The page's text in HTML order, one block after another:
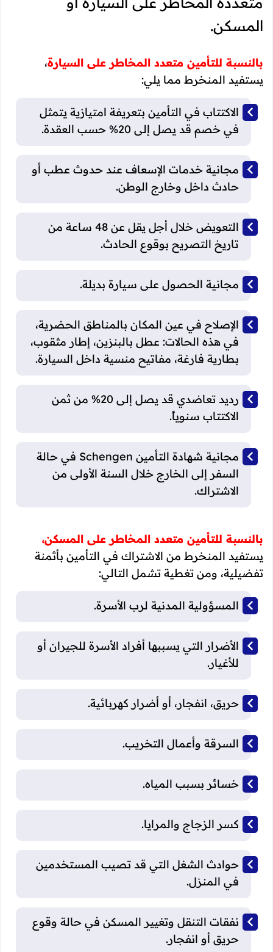
المسكن.
بالنسبة للتأمين متعدد المخاطر على السيارة،
يستفيد المنخرط مما يلي:
الاكتتاب في التأمين بتعريفة امتيازية يتمثل
في خصم قد يصل إلى 20% حسب العقدة.
مجانية خدمات الإسعاف عند حدوث عطب أو
حادث داخل وخارج الوطن.
التعويض خلال أجل يقل عن 48 ساعة من
تاريخ التصريح بوقوع الحادث.
مجانية الحصول على سيارة بديلة.
الإصلاح في عين المكان بالمناطق الحضرية،
في هذه الحالات: عطل بالبنزين، إطار مثقوب،
بطارية فارغة، مفاتيح منسية داخل السيارة.
رديد تعاضدي قد يصل إلى 20% من ثمن
الاكتتاب سنوياً.
مجانية شهادة التأمين Schengen في حالة
السفر إلى الخارج خلال السنة الأولى من
الاشتراك.
بالنسبة للتأمين متعدد المخاطر على المسكن،
يستفيد المنخرط من الاشتراك في التأمين بأثمنة
تفضيلية، ومن تغطية تشمل التالي:
المسؤولية المدنية لرب الأسرة.
الأضرار التي يسببها أفراد الأسرة للجيران أو
للأغيار.
حريق، انفجار، أو أضرار كهربائية.
السرقة وأعمال التخريب.
خسائر بسبب المياه.
كسر الزجاج والمرايا.
حوادث الشغل التي قد تصيب المستخدمين
في المنزل.
نفقات التنقل وتغيير المسكن في حالة وقوع
حريق أو انفجار.